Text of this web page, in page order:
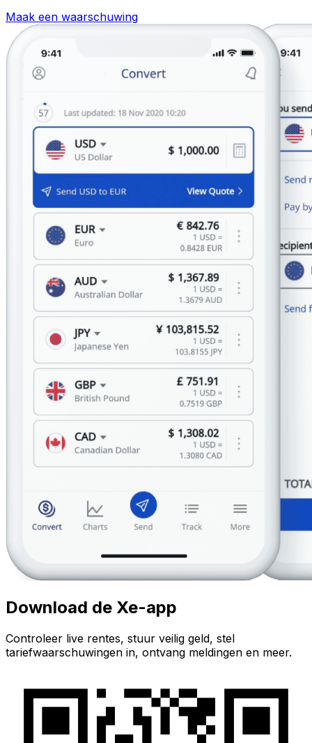
Maak een waarschuwing
Download de Xe-app
Controleer live rentes, stuur veilig geld, stel
tariefwaarschuwingen in, ontvang meldingen en meer.